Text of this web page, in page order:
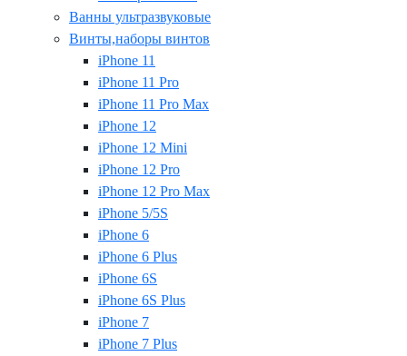
Ванны ультразвуковые
Винты,наборы винтов
iPhone 11
iPhone 11 Pro
iPhone 11 Pro Max
iPhone 12
iPhone 12 Mini
iPhone 12 Pro
iPhone 12 Pro Max
iPhone 5/5S
iPhone 6
iPhone 6 Plus
iPhone 6S
iPhone 6S Plus
iPhone 7
iPhone 7 Plus